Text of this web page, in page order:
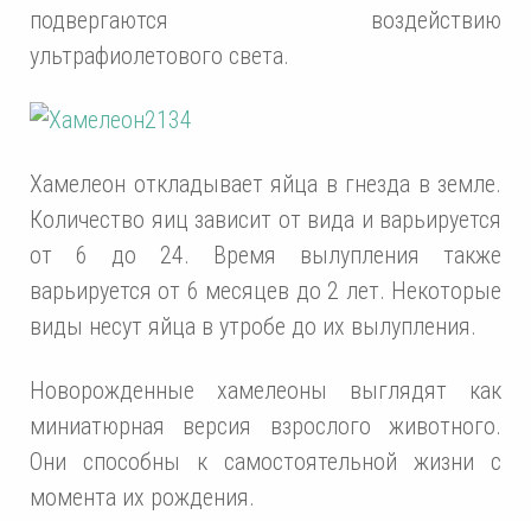
подвергаются воздействию
ультрафиолетового света.
Хамелеон откладывает яйца в гнезда в земле.
Количество яиц зависит от вида и варьируется
от 6 до 24. Время вылупления также
варьируется от 6 месяцев до 2 лет. Некоторые
виды несут яйца в утробе до их вылупления.
Новорожденные хамелеоны выглядят как
миниатюрная версия взрослого животного.
Они способны к самостоятельной жизни с
момента их рождения.